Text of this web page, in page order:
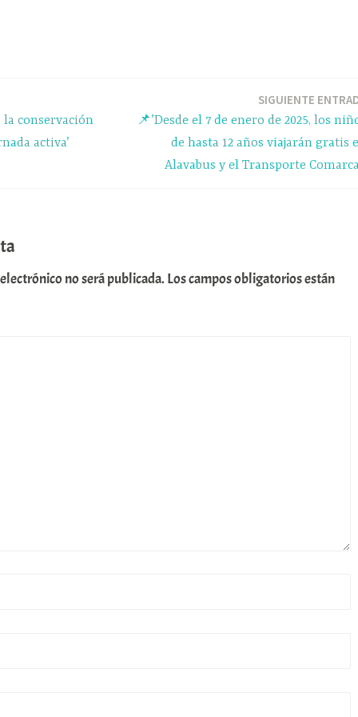
la conservación
activa’
SIGUIENTE
📌’Desde el 7 de enero de 2025, los
de hasta 12 años viajarán gratis
Alavabus y el Transporte
no será publicada. Los campos obligatorios están